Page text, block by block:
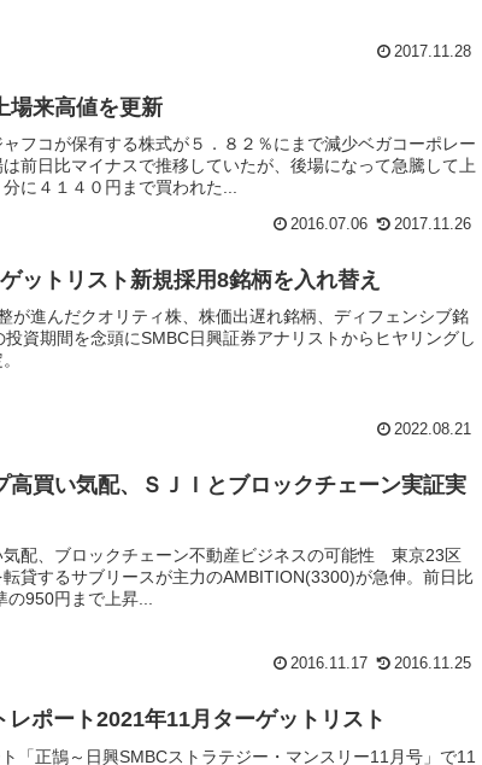
2017.11.28
場来高値を更新
フコが保有する株式が５．８２％にまで減少ベガコーポレー
前日比マイナスで推移していたが、後場になって急騰して上
に４１４０円まで買われた...
2016.07.06 2017.11.26
ットリスト新規採用8銘柄を入れ替え
が進んだクオリティ株、株価出遅れ銘柄、ディフェンシブ銘
資期間を念頭にSMBC日興証券アナリストからヒヤリングし
2022.08.21
高買い気配、ＳＪＩとブロックチェーン実証実
気配、ブロックチェーン不動産ビジネスの可能性 東京23区
貸するサブリースが主力のAMBITION(3300)が急伸。前日比
の950円まで上昇...
2016.11.17 2016.11.25
ポート2021年11月ターゲットリスト
「正鵠～日興SMBCストラテジー・マンスリー11月号」で11